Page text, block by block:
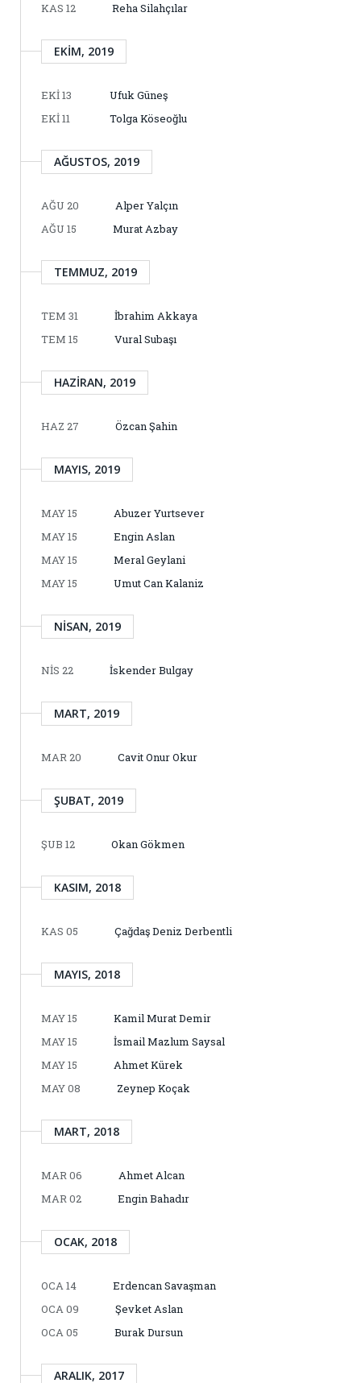
KAS 12
Reha Silahçılar
EKIM, 2019
EKI 13
Ufuk Güneş
EKI 11
Tolga Köseoğlu
AĞUSTOS, 2019
AĞU 20
Alper Yalçın
AĞU 15
Murat Azbay
TEMMUZ, 2019
TEM 31
İbrahim Akkaya
TEM 15
Vural Subaşı
HAZIRAN, 2019
HAZ 27 Özcan Şahin
MAYIS, 2019
MAY 15
Abuzer Yurtsever
MAY 15
Engin Aslan
MAY 15
Meral Geylani
MAY 15
Umut Can Kalaniz
NISAN, 2019
NIS 22 İskender Bulgay
MART, 2019
MAR 20 Cavit Onur Okur
ŞUBAT, 2019
ŞUB 12 Okan Gökmen
KASIM, 2018
KAS 05 Çağdaş Deniz Derbentli
MAYIS, 2018
MAY 15
Kamil Murat Demir
MAY 15
İsmail Mazlum Saysal
MAY 15
Ahmet Kürek
MAY 08
Zeynep Koçak
MART, 2018
MAR 06
Ahmet Alcan
MAR 02
Engin Bahadır
OCAK, 2018
OCA 14
Erdencan Savaşman
OCA 09
Şevket Aslan
OCA 05
Burak Dursun
ARALIK, 2017